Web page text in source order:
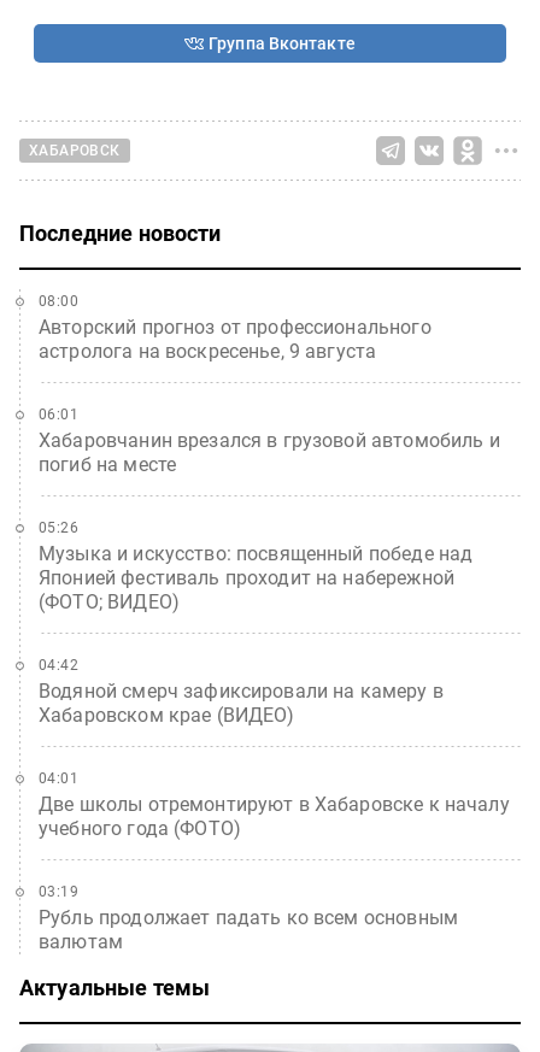
Группа Вконтакте
ХАБАРОВСК
Последние новости
Авторский прогноз от профессионального
астролога на воскресенье, 9 августа
08:00
Хабаровчанин врезался в грузовой автомобиль и
погиб на месте
06:01
Музыка и искусство: посвященный победе над
Японией фестиваль проходит на набережной
(ФОТО; ВИДЕО)
05:26
Водяной смерч зафиксировали на камеру в
Хабаровском крае (ВИДЕО)
04:42
Две школы отремонтируют в Хабаровске к началу
учебного года (ФОТО)
04:01
Рубль продолжает падать ко всем основным
валютам
03:19
Актуальные темы